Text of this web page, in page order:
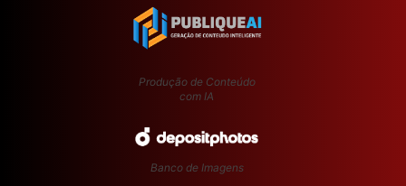
Produção de Conteúdo
com IA
Banco de Imagens